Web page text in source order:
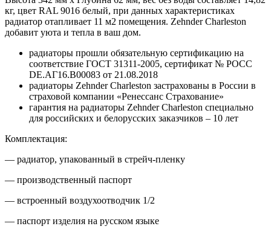
кг, цвет RAL 9016 белый, при данных характеристиках
радиатор отапливает 11 м2 помещения. Zehnder Charleston
добавит уюта и тепла в ваш дом.
радиаторы прошли обязательную сертификацию на
соответствие ГОСТ 31311-2005, сертификат № POCC
DE.АГ16.В00083 от 21.08.2018
радиаторы Zehnder Charleston застрахованы в России в
страховой компании «Ренессанс Страхование»
гарантия на радиаторы Zehnder Charleston специально
для российских и белорусских заказчиков – 10 лет
Комплектация:
— радиатор, упакованный в стрейч-пленку
— производственный паспорт
— встроенный воздухоотводчик 1/2
— паспорт изделия на русском языке